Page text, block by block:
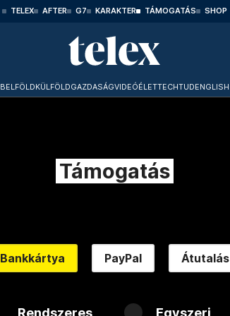
TELEX AFTER G7 KARAKTER TÁMOGATÁS SHOP
BELFÖLDKÜLFÖLDGAZDASÁGVIDEÓÉLETTECHTUDENGLISH
Támogatás
Bankkártya PayPal Átutalás
Rendszeres Egyszeri